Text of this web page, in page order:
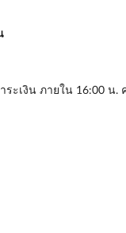
ะเงิน ภายใน 16:00 น